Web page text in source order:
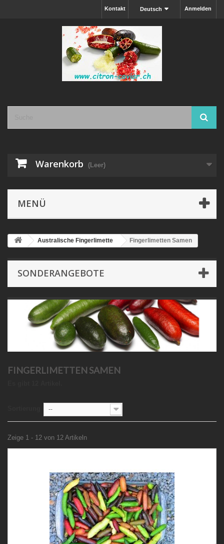
Anmelden
Deutsch
Kontakt
Warenkorb (Leer)
MENÜ
Australische Fingerlimette Fingerlimetten Samen
SONDERANGEBOTE
FINGERLIMETTEN SAMEN
--
Zeige 1 - 12 von 12 Artikeln